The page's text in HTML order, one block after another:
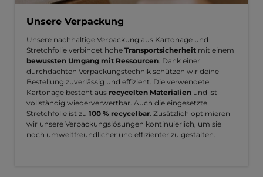
Unsere Verpackung
Unsere nachhaltige Verpackung aus Kartonage und
Stretchfolie verbindet hohe Transportsicherheit mit einem
bewussten Umgang mit Ressourcen . Dank einer
durchdachten Verpackungstechnik schützen wir deine
Bestellung zuverlässig und effizient. Die verwendete
Kartonage besteht aus recycelten Materialien und ist
vollständig wiederverwertbar. Auch die eingesetzte
Stretchfolie ist zu 100 % recycelbar . Zusätzlich optimieren
wir unsere Verpackungslösungen kontinuierlich, um sie
noch umweltfreundlicher und effizienter zu gestalten.